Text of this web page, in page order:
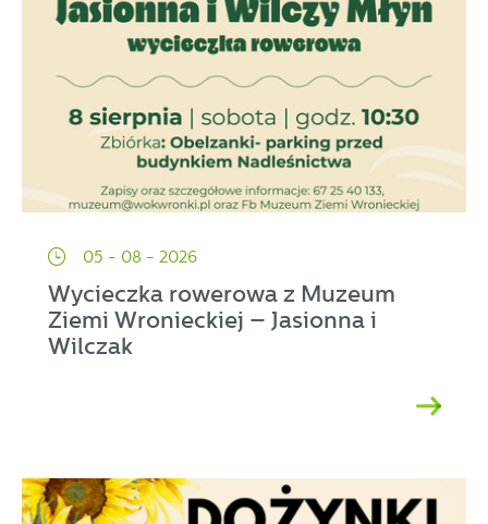
05 - 08 - 2026
Wycieczka rowerowa z Muzeum
Ziemi Wronieckiej – Jasionna i
Wilczak